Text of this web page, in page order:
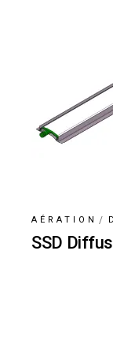
AÉRATION
SSD